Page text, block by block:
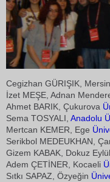
Cegizhan GÜRIŞIK, Mersin
İzet MEŞE, Adnan
Ahmet BARIK, Çukurova
Sema TOSYALI, Anadolu
Mertcan KEMER, Ege
Serikbol MEDEUKHAN,
Gizem KABAK, Dokuz Eylül
Adem ÇETİNER, Kocaeli
Sıtkı SAPAZ, Özyeğin